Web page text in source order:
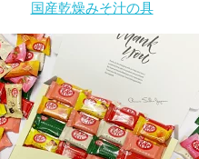
国産乾燥みそ汁の具